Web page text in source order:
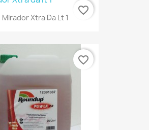
Mirador Xtra Da Lt 1
favorite_border
favorite_border